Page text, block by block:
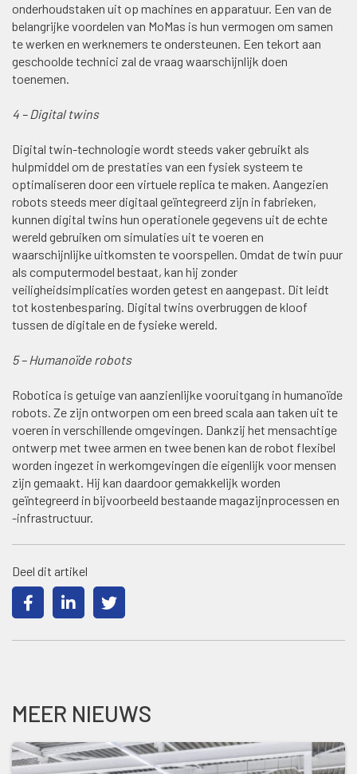
onderhoudstaken uit op machines en apparatuur. Een van de
belangrijke voordelen van MoMas is hun vermogen om samen
te werken en werknemers te ondersteunen. Een tekort aan
geschoolde technici zal de vraag waarschijnlijk doen
toenemen.
4 – Digital twins
Digital twin-technologie wordt steeds vaker gebruikt als
hulpmiddel om de prestaties van een fysiek systeem te
optimaliseren door een virtuele replica te maken. Aangezien
robots steeds meer digitaal geïntegreerd zijn in fabrieken,
kunnen digital twins hun operationele gegevens uit de echte
wereld gebruiken om simulaties uit te voeren en
waarschijnlijke uitkomsten te voorspellen. Omdat de twin puur
als computermodel bestaat, kan hij zonder
veiligheidsimplicaties worden getest en aangepast. Dit leidt
tot kostenbesparing. Digital twins overbruggen de kloof
tussen de digitale en de fysieke wereld.
5 – Humanoïde robots
Robotica is getuige van aanzienlijke vooruitgang in humanoïde
robots. Ze zijn ontworpen om een breed scala aan taken uit te
voeren in verschillende omgevingen. Dankzij het mensachtige
ontwerp met twee armen en twee benen kan de robot flexibel
worden ingezet in werkomgevingen die eigenlijk voor mensen
zijn gemaakt. Hij kan daardoor gemakkelijk worden
geïntegreerd in bijvoorbeeld bestaande magazijnprocessen en
-infrastructuur.
Deel dit artikel
MEER NIEUWS